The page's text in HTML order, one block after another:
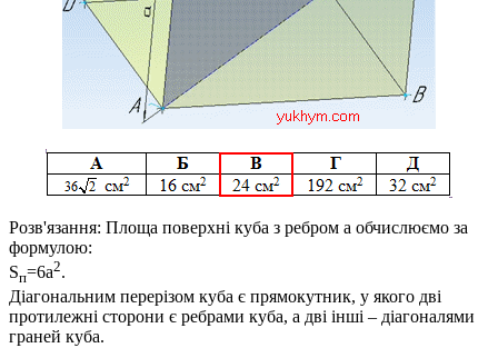
Розв'язання: Площа поверхні куба з ребром a обчислюємо за
формулою:
Sп=6a2.
Діагональним перерізом куба є прямокутник, у якого дві
протилежні сторони є ребрами куба, а дві інші – діагоналями
граней куба.